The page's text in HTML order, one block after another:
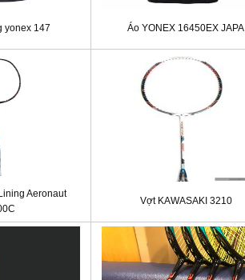
yonex 147 Áo YONEX 16450EX JAPA
Aeronaut
Vợt KAWASAKI 3210